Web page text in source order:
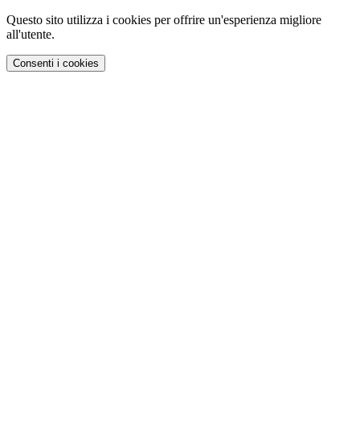
Questo sito utilizza i cookies per offrire un'esperienza migliore
all'utente.
Consenti i cookies